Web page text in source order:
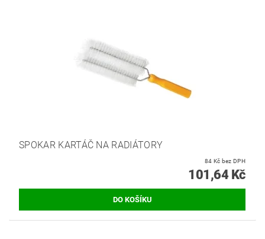
SPOKAR KARTÁČ NA RADIÁTORY
84 Kč bez DPH
101,64 Kč